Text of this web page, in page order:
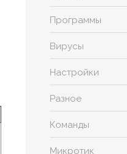
Программы
Вирусы
Настройки
Разное
Команды
Микротик